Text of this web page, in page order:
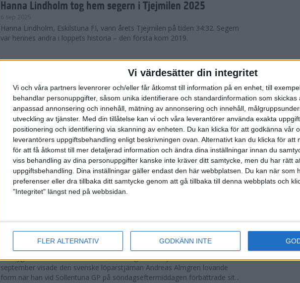
Vi värdesätter din integritet
Vi och våra partners levenrorer och/eller får åtkomst till information på en enhet, till
behandlar personuppgifter, såsom unika identifierare och standardinformation som skickas
anpassad annonsering och innehåll, mätning av annonsering och innehåll,
utveckling av tjänster. Med din tillåtelse kan vi och våra leverantörer använda exakta
positionering och identifiering via skanning av enheten. Du kan klicka för att godkänna vår
leverantörers uppgiftsbehandling enligt beskrivningen ovan. Alternativt kan du klicka för att
för att få åtkomst till mer detaljerad information och ändra dina inställningar innan du
viss behandling av dina personuppgifter kanske inte kräver ditt samtycke, men du har rätt
uppgiftsbehandling. Dina inställningar gäller endast den här webbplatsen. Du kan när som
preferenser eller dra tillbaka ditt samtycke genom att gå tillbaka till denna webbplats och
"Integritet" längst ned på webbsidan.
FLER ALTERNATIV GODKÄNN INTE
Hanna Lindholm tog hem segern i Tjejmilen 2025
6 sep 2025
Hanna Lindholm, Eskilstuna FI, vann årets Tjejmilen på tiden 34:32. Segern
var hennes andra i loppets historia – den första kom 2019.
Snabbaste segertiden på 12 år i rekordstort adidas
Stockholm Halvmaraton
30 aug 2025
Ett slutsålt och rekordstort adidas Stockholm Halvmaraton avgjordes i
nästintill perfekt löparväder. 18 grader, mulet och väldigt lite vind. Totalt
var 19,866 löpare anmälda, varav 15,807 kom till sta...
Löparna viktiga när Sverige vann Finnkampen
26 aug 2025
Den hundrade upplagan av Finnkampen, världens äldsta och största
landskamp i friidrott, avgjordes inför fullsatta läktare på Stockholms
Svenskt rekord när Almgren testade VM-formen
En dryg månad före friidrotts-VM, som avgörs i Tokyo den 13-21
september visade den svenske löparstjärnan Andreas Almgren lovande
form när han vid Sollentuna GP på söndagseftermiddagen förbättrade sit...